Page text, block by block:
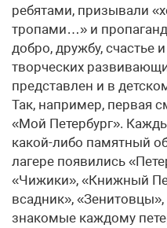
ребятами, призывали
тропами…» и
добро, дружбу, счастье
творческих
представлен и в
Так, например, первая
«Мой Петербург».
какой-либо памятный
лагере появились
«Чижики», «Книжный
всадник»,
знакомые каждому